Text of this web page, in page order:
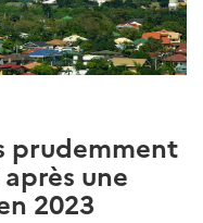
prudemment
une
2023